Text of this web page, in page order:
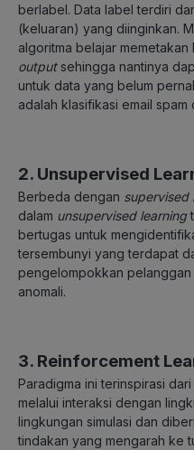
berlabel. Data label terdiri
(keluaran) yang diinginkan.
algoritma belajar memetakan
outputsehingga nantinya
untuk data yang belum
adalah klasifikasi email
2. Unsupervised
Berbeda dengan supervised
dalam unsupervised learning
bertugas untuk
tersembunyi yang terdapat
pengelompokkan pelanggan
anomali.
3. Reinforcement
Paradigma ini terinspirasi
melalui interaksi dengan
lingkungan simulasi dan
tindakan yang mengarah ke